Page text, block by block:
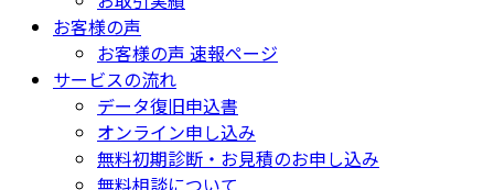
お客様の声
お客様の声 速報ページ
サービスの流れ
データ復旧申込書
オンライン申し込み
無料初期診断・お見積のお申し込み